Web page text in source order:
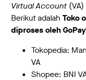
Virtual Account (VA)
Berikut adalahToko
diproses oleh GoPay
Tokopedia:
VA
Shopee: BNI